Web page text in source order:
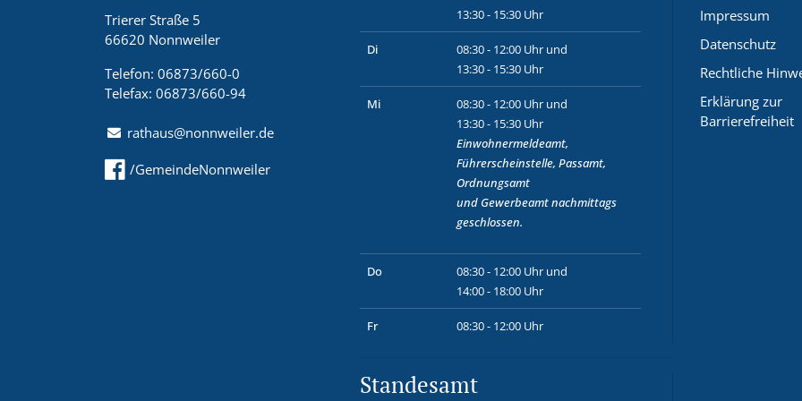
Trierer Straße 5
66620 Nonnweiler
Telefon: 06873/660-0
Telefax: 06873/660-94
rathaus@nonnweiler.de
/GemeindeNonnweiler
13:30 - 15:30 Uhr
Di
08:30 - 12:00 Uhr und
13:30 - 15:30 Uhr
Mi
08:30 - 12:00 Uhr und
13:30 - 15:30 Uhr
Einwohnermeldeamt,
Führerscheinstelle, Passamt,
Ordnungsamt
und Gewerbeamtnachmittags
geschlossen.
Do
08:30 - 12:00 Uhr und
14:00 - 18:00 Uhr
Fr 08:30 - 12:00 Uhr
Standesamt
Impressum
Datenschutz
Rechtliche
Erklärung zur
Barrierefreiheit